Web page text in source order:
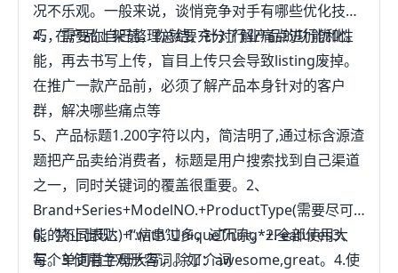
况不乐观。一般来说，谈悄竞争对手有哪些优化技
巧，需要你自己整理总结，针对行业痛点进行优化。
4、在产品上架前，你就要充分了解产品的功能和性
能，再去书写上传，盲目上传只会导致listing废掉。
在推广一款产品前，必须了解产品本身针对的客户
群，解决哪些痛点等
5、产品标题1.200字符以内，简洁明了,通过标含源渣
题把产品卖给消费者，标题是用户搜索找到自己渠道
之一，同时关键词的覆盖很重要。2、
Brand+Series+ModelNO.+ProductType(需要尽可
能的不同表达)+“with”UniqueThing*+Features3、
每个单词首字母大写，除了介词
6、禁止出现：1.信息过多，过冗杂。2.全部使用大
写。3.使用主观形容词。如：awesome,great。4.使